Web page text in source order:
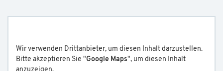
Wir verwenden Drittanbieter, um diesen Inhalt darzustellen.
Bitte akzeptieren Sie "Google Maps", um diesen Inhalt